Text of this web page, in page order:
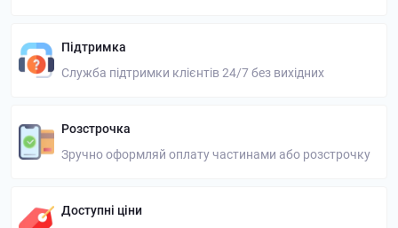
Підтримка
Служба підтримки клієнтів 24/7 без вихідних
Розстрочка
Зручно оформляй оплату частинами або розстрочку
Доступні ціни